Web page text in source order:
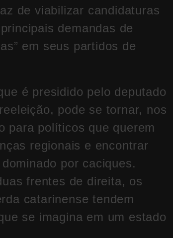
de viabilizar candidaturas
demandas de
em seus partidos de
é presidido pelo deputado
pode se tornar, nos
para políticos que querem
regionais e encontrar
por caciques.
frentes de direita, os
catarinense tendem
se imagina em um estado